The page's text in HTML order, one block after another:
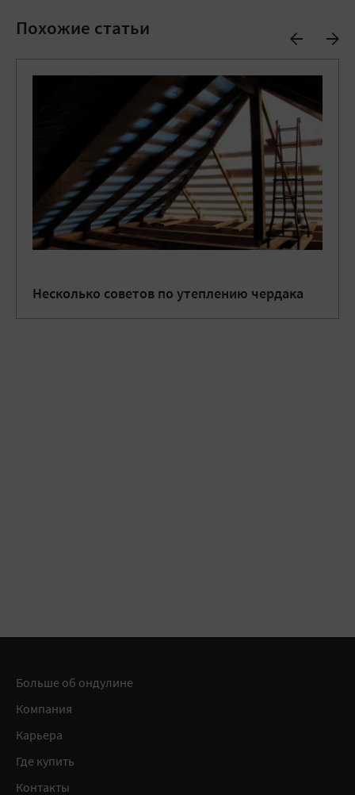
Похожие статьи
Несколько советов по утеплению чердака
Больше об ондулине
Компания
Карьера
Где купить
Контакты